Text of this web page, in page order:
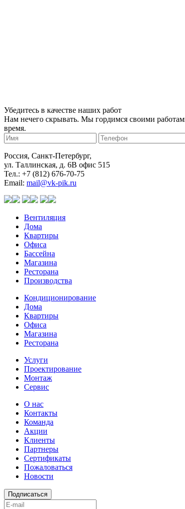
Убедитесь в качестве наших работ
Нам нечего скрывать. Мы гордимся своими
время.
Россия, Санкт-Петербург,
ул. Таллинская, д. 6В офис 515
Тел.: +7 (812) 676-70-75
Email: mail@vk-pik.ru
Вентиляция
Дома
Квартиры
Офиса
Бассейна
Магазина
Ресторана
Производства
Кондиционирование
Дома
Квартиры
Офиса
Магазина
Ресторана
Услуги
Проектирование
Монтаж
Сервис
О нас
Контакты
Команда
Акции
Клиенты
Партнеры
Сертификаты
Пожаловаться
Новости
Подписаться